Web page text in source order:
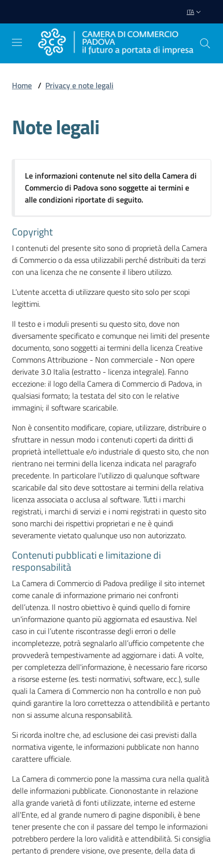
ITA
Promuovere
Impresa
e
territorio
Impresa
e
Impresa
Digitale
La
Prenota
zione
Servizi
online
Contatti
Newsle
Sala
Stampa
Home / Privacy e note legali
Note legali
Le informazioni contenute nel sito della Camera di
Commercio di Padova sono soggette ai termini e
alle condizioni riportate di seguito.
Copyright
I contenuti del presente sito sono di proprietà della Camera
di Commercio o da essa utilizzabili perché distribuiti da terzi
con una licenza che ne consente il libero utilizzo.
L'utente accetta di utilizzare questo sito solo per scopi
legittimi.
Il testo e i moduli presenti su questo sito, dove non
diversamente specificato e comunque nei limiti del presente
documento, sono soggetti ai termini della licenza Creative
Commons Attribuzione - Non commerciale - Non opere
derivate 3.0 Italia (estratto - licenza integrale). Fanno
eccezione: il logo della Camera di Commercio di Padova, in
qualsiasi formato; la testata del sito con le relative
immagini; il software scaricabile.
Non è consentito modificare, copiare, utilizzare, distribuire o
sfruttare in nessun modo i contenuti coperti da diritti di
proprietà intellettuale e/o industriale di questo sito, che non
rientrano nei termini della licenza indicata nel paragrafo
precedente. In particolare l'utilizzo di qualunque software
scaricabile dal sito deve sottostare ai termini della relativa
licenza associata o acclusa al software. Tutti i marchi
registrati, i marchi di servizi e i nomi registrati in questo sito
sono marchi dei rispettivi proprietari e ne è quindi
severamente vietato qualunque uso non autorizzato.
Contenuti pubblicati e limitazione di
responsabilità
La Camera di Commercio di Padova predilige il sito internet
come canale di informazione primario nei confronti
dell’utenza. Il nostro obiettivo è quindi quello di fornire
un'informazione quanto più aggiornata ed esaustiva. Nel
caso in cui l’utente riscontrasse degli errori o delle
incompletezze, potrà segnalarlo all’ufficio competente che
provvederà tempestivamente ad aggiornare i dati. A volte,
per completezza dell'informazione, è necessario fare ricorso
a risorse esterne (es. testi normativi, software, ecc.), sulle
quali la Camera di Commercio non ha controllo e non può
quindi garantire la loro correttezza o attendibilità e pertanto
non si assume alcuna responsabilità.
Si ricorda inoltre che, ad esclusione dei casi previsti dalla
normativa vigente, le informazioni pubblicate non hanno
carattere ufficiale.
La Camera di commercio pone la massima cura nella qualità
delle informazioni pubblicate. Ciononostante in relazione
alla grande varietà di fonti utilizzate, interne ed esterne
all'Ente, ed al grande numero di pagine disponibili, è bene
tener presente che con il passare del tempo le informazioni
potrebbero perdere la loro validità e attendibilità. Si consiglia
pertanto di prendere visione, ove presente, della data di